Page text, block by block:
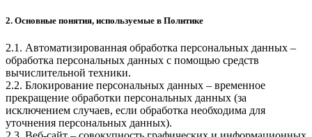
2. Основные понятия, используемые в Политике
2.1. Автоматизированная обработка персональных данных –
обработка персональных данных с помощью средств
вычислительной техники.
2.2. Блокирование персональных данных – временное
прекращение обработки персональных данных (за
исключением случаев, если обработка необходима для
уточнения персональных данных).